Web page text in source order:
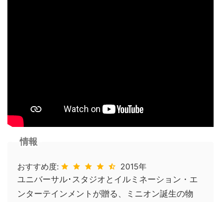
情報
おすすめ度:
2015年
ユニバーサル･スタジオとイルミネーション・エ
ンターテインメントが贈る、ミニオン誕生の物